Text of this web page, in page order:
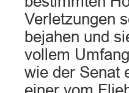
Verletzungen
bejahen und
vollem
wie der Senat